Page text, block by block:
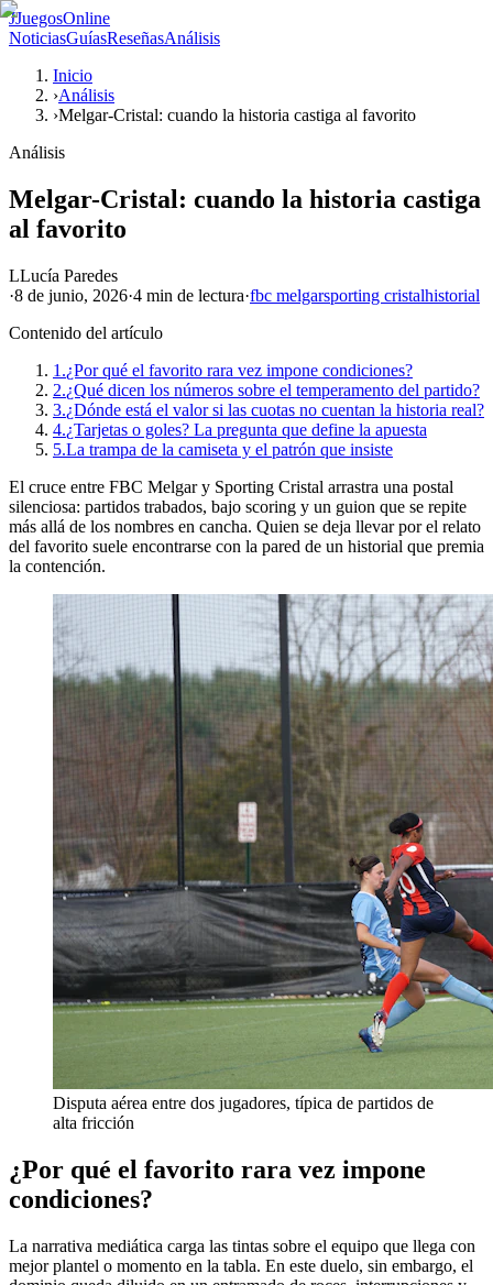
JJuegosOnline
NoticiasGuíasReseñasAnálisis
Inicio
›Análisis
›Melgar-Cristal: cuando la historia castiga al favorito
Análisis
Melgar-Cristal: cuando la historia castiga
al favorito
LLucía Paredes
·8 de junio, 2026·4 min de lectura·fbc melgarsporting cristalhistorial
Contenido del artículo
1.¿Por qué el favorito rara vez impone condiciones?
2.¿Qué dicen los números sobre el temperamento del partido?
3.¿Dónde está el valor si las cuotas no cuentan la historia real?
4.¿Tarjetas o goles? La pregunta que define la apuesta
5.La trampa de la camiseta y el patrón que insiste
El cruce entre FBC Melgar y Sporting Cristal arrastra una postal
silenciosa: partidos trabados, bajo scoring y un guion que se repite
más allá de los nombres en cancha. Quien se deja llevar por el relato
del favorito suele encontrarse con la pared de un historial que premia
la contención.
Disputa aérea entre dos jugadores, típica de partidos de
alta fricción
¿Por qué el favorito rara vez impone
condiciones?
La narrativa mediática carga las tintas sobre el equipo que llega con
mejor plantel o momento en la tabla. En este duelo, sin embargo, el